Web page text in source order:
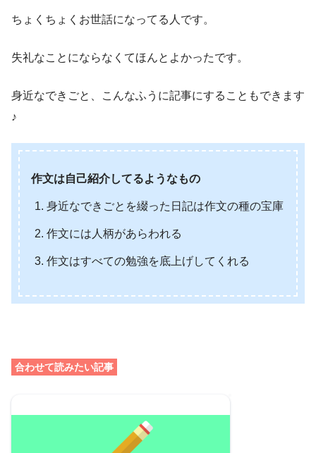
ちょくちょくお世話になってる人です。
失礼なことにならなくてほんとよかったです。
身近なできごと、こんなふうに記事にすることもできます
♪
作文は自己紹介してるようなもの
身近なできごとを綴った日記は作文の種の宝庫
作文には人柄があらわれる
作文はすべての勉強を底上げしてくれる
合わせて読みたい記事